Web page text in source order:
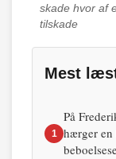
skade hvor af
tilskade
Mest
1
På
hærger en